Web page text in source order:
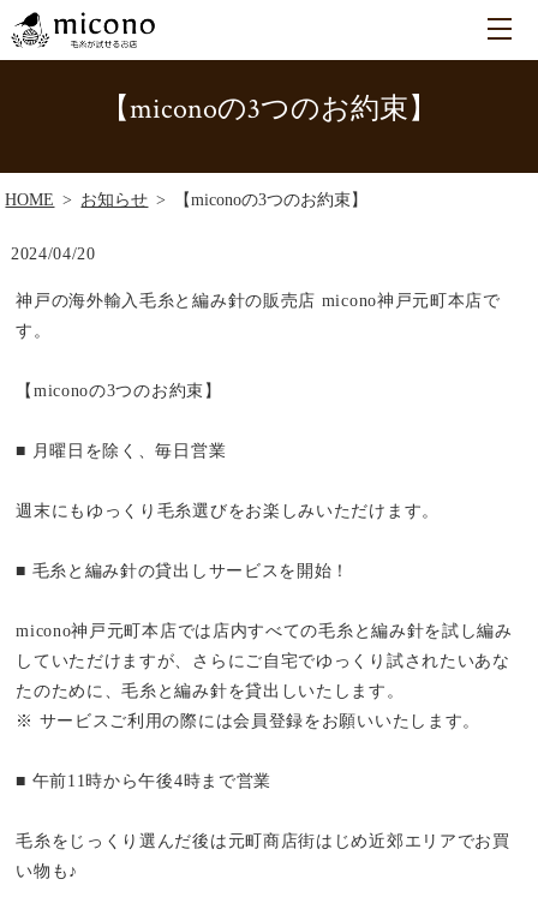
【miconoの3つのお約束】
HOME お知らせ 【miconoの3つのお約束】
2024/04/20
神戸の海外輸入毛糸と編み針の販売店 micono神戸元町本店で
す。
【miconoの3つのお約束】
■ 月曜日を除く、毎日営業
週末にもゆっくり毛糸選びをお楽しみいただけます。
■ 毛糸と編み針の貸出しサービスを開始！
micono神戸元町本店では店内すべての毛糸と編み針を試し編み
していただけますが、さらにご自宅でゆっくり試されたいあな
たのために、毛糸と編み針を貸出しいたします。
※ サービスご利用の際には会員登録をお願いいたします。
■ 午前11時から午後4時まで営業
毛糸をじっくり選んだ後は元町商店街はじめ近郊エリアでお買
い物も♪